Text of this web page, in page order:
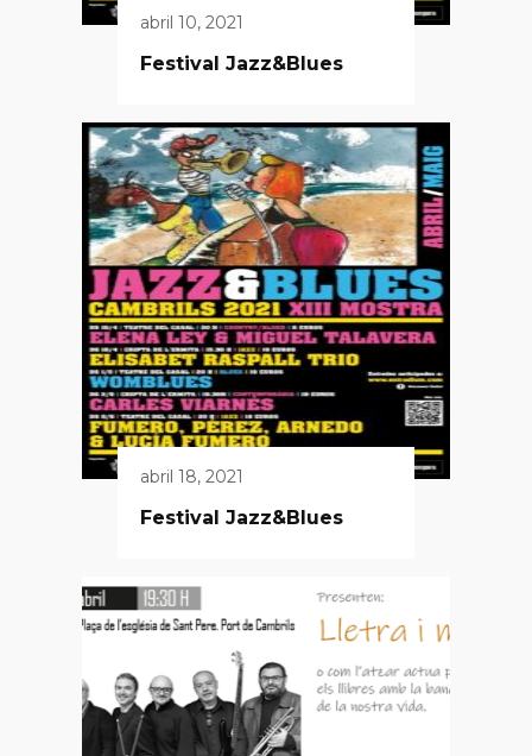
abril 10, 2021
Festival Jazz&Blues
abril 18, 2021
Festival Jazz&Blues